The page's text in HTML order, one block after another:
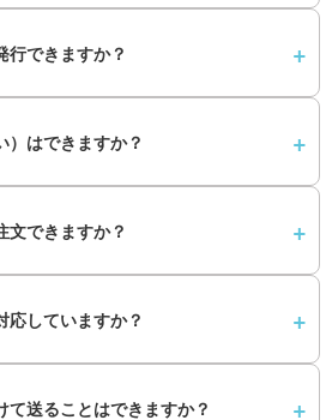
行できますか？
）はできますか？
文できますか？
応していますか？
て送ることはできますか？